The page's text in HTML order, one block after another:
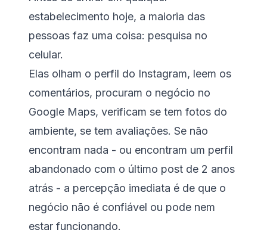
estabelecimento hoje, a maioria das
pessoas faz uma coisa: pesquisa no
celular.
Elas olham o perfil do Instagram, leem os
comentários, procuram o negócio no
Google Maps, verificam se tem fotos do
ambiente, se tem avaliações. Se não
encontram nada - ou encontram um perfil
abandonado com o último post de 2 anos
atrás - a percepção imediata é de que o
negócio não é confiável ou pode nem
estar funcionando.